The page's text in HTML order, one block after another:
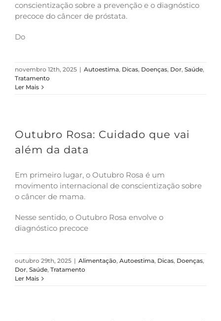
conscientização sobre a prevenção e o diagnóstico
precoce do câncer de próstata.
Do
novembro 12th, 2025 | Autoestima, Dicas, Doenças, Dor, Saúde,
Tratamento
Ler Mais
Outubro Rosa: Cuidado que vai
além da data
Em primeiro lugar, o Outubro Rosa é um
movimento internacional de conscientização sobre
o câncer de mama.
Nesse sentido, o Outubro Rosa envolve o
diagnóstico precoce
outubro 29th, 2025 | Alimentação, Autoestima, Dicas, Doenças,
Dor, Saúde, Tratamento
Ler Mais